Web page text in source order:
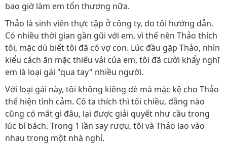
bao giờ làm em tổn thương nữa.
Thảo là sinh viên thực tập ở công ty, do tôi hướng dẫn.
Có nhiều thời gian gần gũi với em, vì thế nên Thảo thích
tôi, mặc dù biết tôi đã có vợ con. Lúc đầu gặp Thảo, nhìn
kiểu cách ăn mặc thiếu vải của em, tôi đã cười khẩy nghĩ
em là loại gái "qua tay" nhiều người.
Với loại gái này, tôi không kiêng dè mà mặc kệ cho Thảo
thể hiện tình cảm. Cô ta thích thì tôi chiều, đằng nào
cũng có mất gì đâu, lại được giải quyết như cầu trong
lúc bí bách. Trong 1 lần say rượu, tôi và Thảo lao vào
nhau trong một nhà nghỉ.